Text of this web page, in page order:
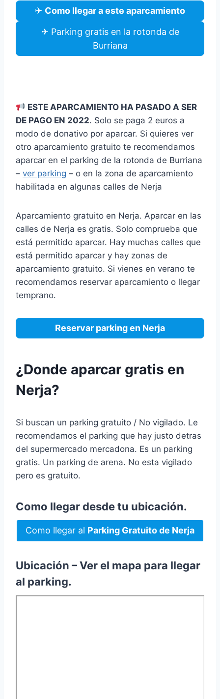
✈ Como llegar a este aparcamiento
✈ Parking gratis en la rotonda de
Burriana
ESTE APARCAMIENTO HA PASADO A SER
DE PAGO EN 2022. Solo se paga 2 euros a
modo de donativo por aparcar. Si quieres ver
otro aparcamiento gratuito te recomendamos
aparcar en el parking de la rotonda de Burriana
– ver parking – o en la zona de aparcamiento
habilitada en algunas calles de Nerja
Aparcamiento gratuito en Nerja. Aparcar en las
calles de Nerja es gratis. Solo comprueba que
está permitido aparcar. Hay muchas calles que
está permitido aparcar y hay zonas de
aparcamiento gratuito. Si vienes en verano te
recomendamos reservar aparcamiento o llegar
temprano.
Reservar parking en Nerja
¿Donde aparcar gratis en
Nerja?
Si buscan un parking gratuito / No vigilado. Le
recomendamos el parking que hay justo detras
del supermercado mercadona. Es un parking
gratis. Un parking de arena. No esta vigilado
pero es gratuito.
Como llegar desde tu ubicación.
Como llegar al Parking Gratuito de Nerja
Ubicación – Ver el mapa para llegar
al parking.